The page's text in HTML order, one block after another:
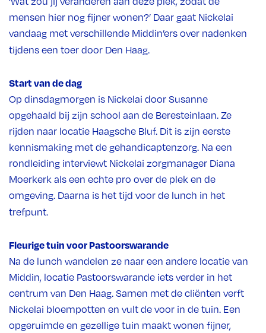
mensen hier nog fijner wonen?’ Daar gaat Nickelai
vandaag met verschillende Middin’ers over nadenken
tijdens een toer door Den Haag.
Start van de dag
Op dinsdagmorgen is Nickelai door Susanne
opgehaald bij zijn school aan de Beresteinlaan. Ze
rijden naar locatie Haagsche Bluf. Dit is zijn eerste
kennismaking met de gehandicaptenzorg. Na een
rondleiding interviewt Nickelai zorgmanager Diana
Moerkerk als een echte pro over de plek en de
omgeving. Daarna is het tijd voor de lunch in het
trefpunt.
Fleurige tuin voor Pastoorswarande
Na de lunch wandelen ze naar een andere locatie van
Middin, locatie Pastoorswarande iets verder in het
centrum van Den Haag. Samen met de cliënten verft
Nickelai bloempotten en vult de voor in de tuin. Een
opgeruimde en gezellige tuin maakt wonen fijner,